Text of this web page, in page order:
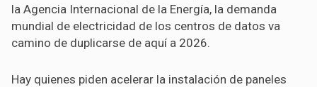
la Agencia Internacional de la Energía, la demanda
mundial de electricidad de los centros de datos va
camino de duplicarse de aquí a 2026.
Hay quienes piden acelerar la instalación de paneles